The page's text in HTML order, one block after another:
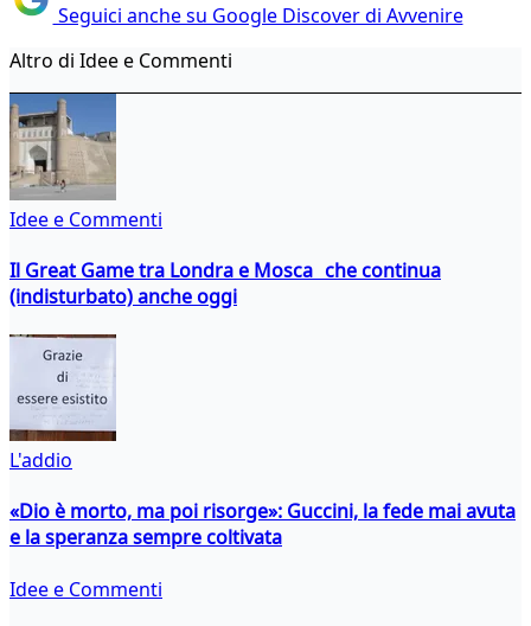
Seguici anche su Google Discover di Avvenire
Altro di Idee e Commenti
Idee e Commenti
Il Great Game tra Londra e Mosca che continua
(indisturbato) anche oggi
L'addio
«Dio è morto, ma poi risorge»: Guccini, la fede mai avuta
e la speranza sempre coltivata
Idee e Commenti